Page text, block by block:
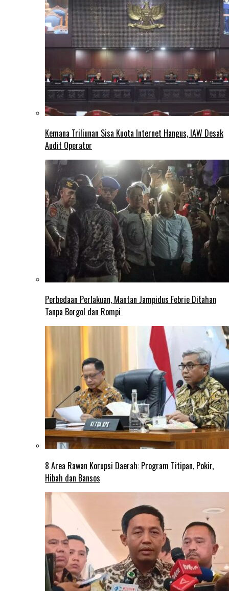
Kemana Triliunan Sisa Kuota Internet Hangus, IAW Desak
Audit Operator
Perbedaan Perlakuan, Mantan Jampidus Febrie Ditahan
Tanpa Borgol dan Rompi
8 Area Rawan Korupsi Daerah: Program Titipan, Pokir,
Hibah dan Bansos